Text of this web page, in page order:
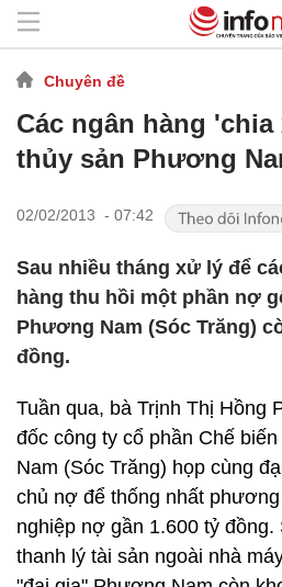
Chuyên đề
Các ngân hàng
thủy sản Phương
02/02/2013 - 07:42
Sau nhiều tháng xử lý để
hàng thu hồi một phần nợ
Phương Nam (Sóc Trăng)
đồng.
Tuần qua, bà Trịnh Thị Hồng
đốc công ty cổ phần Chế
Nam (Sóc Trăng) họp cùng
chủ nợ để thống nhất
nghiệp nợ gần 1.600 tỷ đồng.
thanh lý tài sản ngoài nhà